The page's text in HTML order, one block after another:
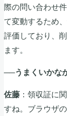
際の問い合わせ
て変動するため
評価しており、
ます。
──うまくいかな
佐藤 ：領収証に
すね。ブラウザ